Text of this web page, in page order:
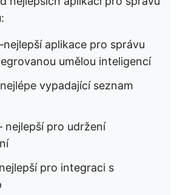
aplikace pro správu
umělou inteligencí
vypadající seznam
nejlepší pro udržení
pro integraci s